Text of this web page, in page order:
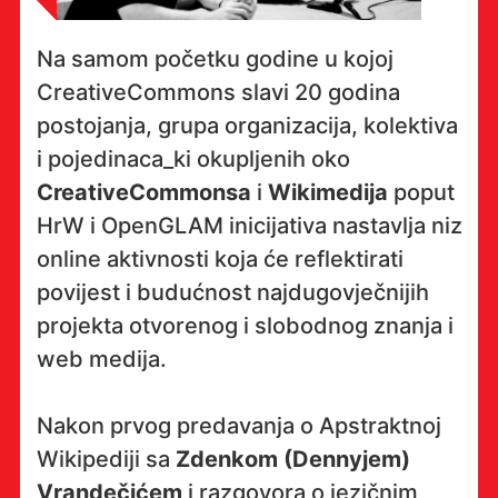
Na samom početku godine u kojoj
CreativeCommons slavi 20 godina
postojanja, grupa organizacija, kolektiva
i pojedinaca_ki okupljenih oko
CreativeCommonsa i Wikimedija poput
HrW i OpenGLAM inicijativa nastavlja niz
online aktivnosti koja će reflektirati
povijest i budućnost najdugovječnijih
projekta otvorenog i slobodnog znanja i
web medija.
Nakon prvog predavanja o Apstraktnoj
Wikipediji sa Zdenkom (Dennyjem)
Vrandečićem i razgovora o jezičnim